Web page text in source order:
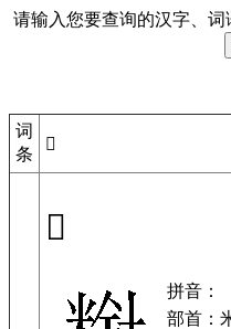
请输入您要查询的汉字、词
词
条
𫃋
𫃋
拼音：
部首：